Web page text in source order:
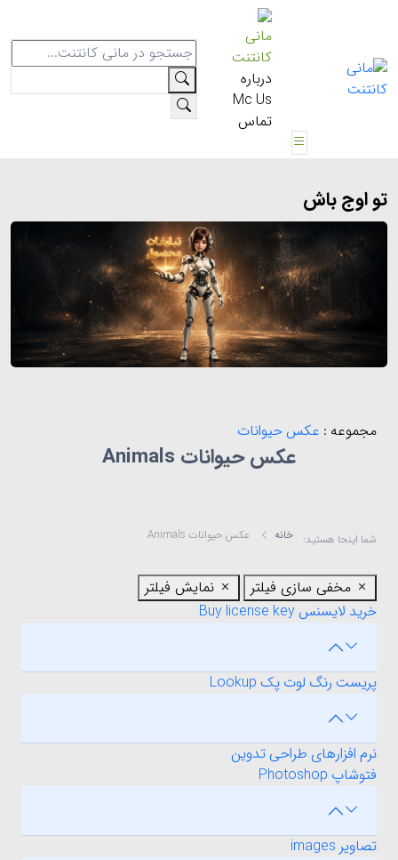
مانی
کانتنت
درباره
Mc Us
تماس
تو اوج باش
مجموعه : عکس حیوانات
عکس حیوانات Animals
شما اینجا هستید: خانه عکس حیوانات Animals
مخفی سازی فیلتر
نمایش فیلتر
خرید لایسنس Buy license key
پریست رنگ لوت پک Lookup
نرم افزارهای طراحی تدوین
فتوشاپ Photoshop
تصاویر images